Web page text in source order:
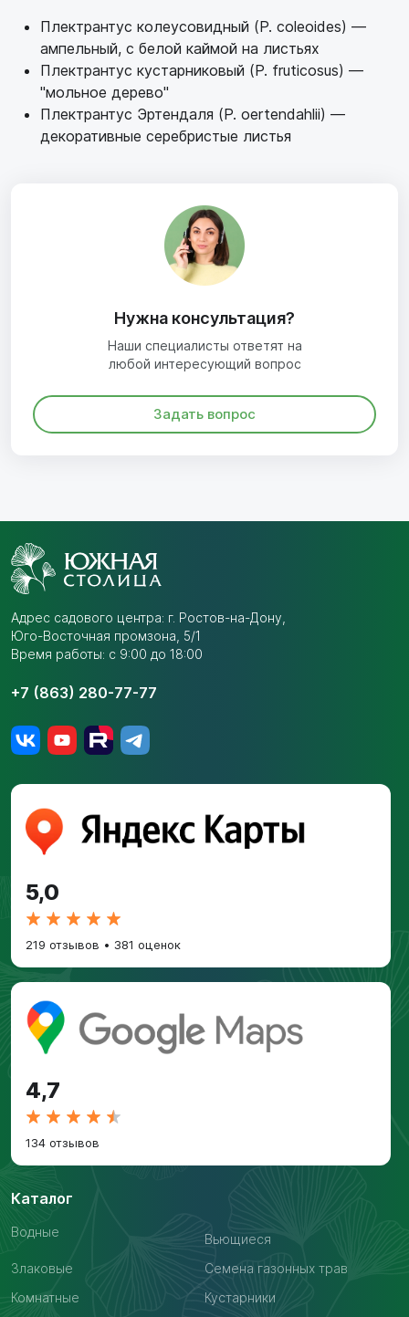
Плектрантус колеусовидный (P. coleoides) —
ампельный, с белой каймой на листьях
Плектрантус кустарниковый (P. fruticosus) —
"мольное дерево"
Плектрантус Эртендаля (P. oertendahlii) —
декоративные серебристые листья
Нужна консультация?
Наши специалисты ответят на
любой интересующий вопрос
Задать вопрос
Адрес садового центра: г. Ростов-на-Дону,
Юго-Восточная промзона, 5/1
Время работы: с 9:00 до 18:00
+7 (863) 280-77-77
5,0
219 отзывов • 381 оценок
4,7
134 отзывов
Каталог
Водные
Вьющиеся
Злаковые
Семена газонных трав
Комнатные
Кустарники